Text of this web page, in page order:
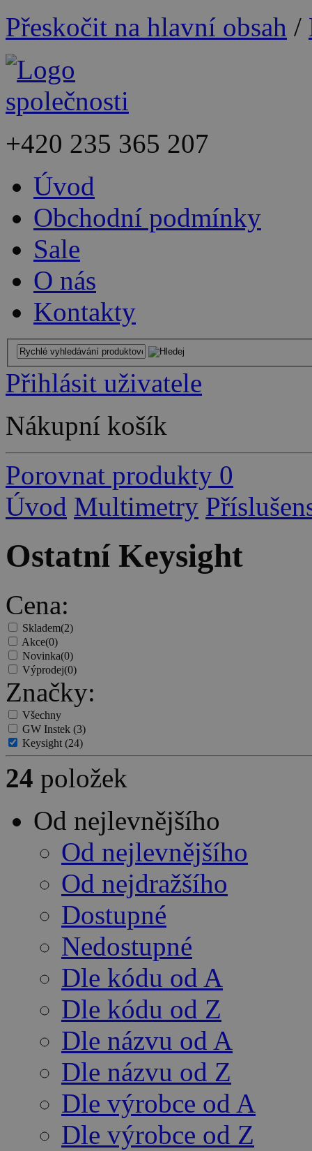
Přeskočit na hlavní obsah /
+420 235 365 207
Úvod
Obchodní podmínky
Sale
O nás
Kontakty
Přihlásit uživatele
Nákupní košík
Porovnat produkty 0
Úvod Multimetry
Ostatní Keysight
Cena:
Skladem(2)
Akce(0)
Novinka(0)
Výprodej(0)
Značky:
Všechny
GW Instek (3)
Keysight(24)
24 položek
Od nejlevnějšího
Od nejlevnějšího
Od nejdražšího
Dostupné
Nedostupné
Dle kódu od A
Dle kódu od Z
Dle názvu od A
Dle názvu od Z
Dle výrobce od A
Dle výrobce od Z